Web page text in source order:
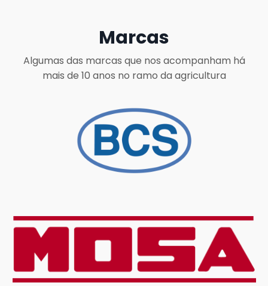
Marcas
Algumas das marcas que nos acompanham há
mais de 10 anos no ramo da agricultura